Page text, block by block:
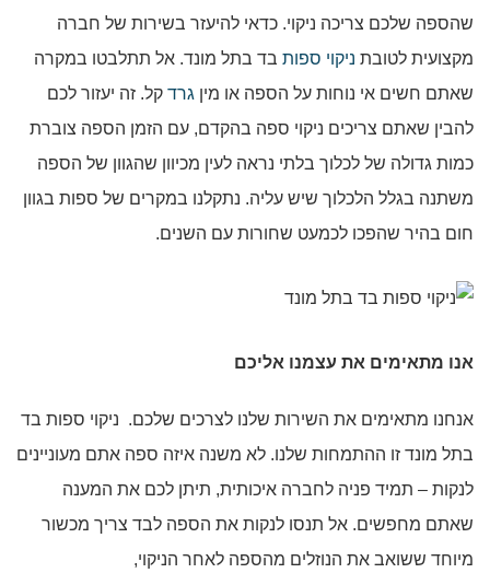
שהספה שלכם צריכה ניקוי. כדאי להיעזר בשירות של חברה
מקצועית לטובת ניקוי ספות בד בתל מונד. אל תתלבטו במקרה
שאתם חשים אי נוחות על הספה או מין גרד קל. זה יעזור לכם
להבין שאתם צריכים ניקוי ספה בהקדם, עם הזמן הספה צוברת
כמות גדולה של לכלוך בלתי נראה לעין מכיוון שהגוון של הספה
משתנה בגלל הלכלוך שיש עליה. נתקלנו במקרים של ספות בגוון
חום בהיר שהפכו לכמעט שחורות עם השנים.
אנו מתאימים את עצמנו אליכם
אנחנו מתאימים את השירות שלנו לצרכים שלכם. ניקוי ספות בד
בתל מונד זו ההתמחות שלנו. לא משנה איזה ספה אתם מעוניינים
לנקות – תמיד פניה לחברה איכותית, תיתן לכם את המענה
שאתם מחפשים. אל תנסו לנקות את הספה לבד צריך מכשור
מיוחד ששואב את הנוזלים מהספה לאחר הניקוי,